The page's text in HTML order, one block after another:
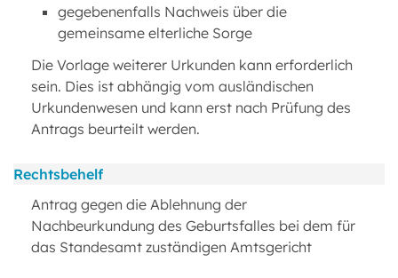
gegebenenfalls Nachweis über die
gemeinsame elterliche Sorge
Die Vorlage weiterer Urkunden kann erforderlich
sein. Dies ist abhängig vom ausländischen
Urkundenwesen und kann erst nach Prüfung des
Antrags beurteilt werden.
Rechtsbehelf
Antrag gegen die Ablehnung der
Nachbeurkundung des Geburtsfalles bei dem für
das Standesamt zuständigen Amtsgericht